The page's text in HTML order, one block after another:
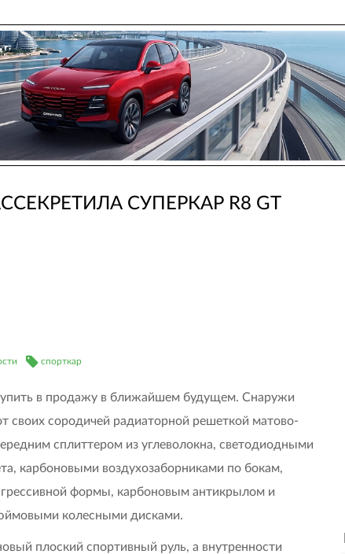
СУПЕРКАР R8 GT
спорткар
в продажу в ближайшем будущем. Снаружи
своих сородичей радиаторной решеткой матово-
сплиттером из углеволокна, светодиодными
карбоновыми воздухозаборниками по бокам,
формы, карбоновым антикрылом и
колесными дисками.
плоский спортивный руль, а внутренности